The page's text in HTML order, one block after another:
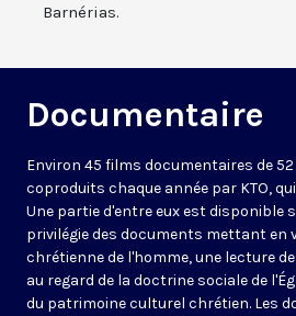
Barnérias.
Documentaire
Environ 45 films documentaires de
coproduits chaque année par KTO,
Une partie d'entre eux est disponible
privilégie des documents mettant en
chrétienne de l'homme, une lecture
au regard de la doctrine sociale de
du patrimoine culturel chrétien. Les